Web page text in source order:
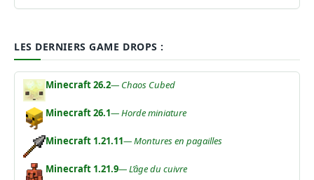
LES DERNIERS GAME DROPS :
Minecraft 26.2— Chaos Cubed
Minecraft 26.1— Horde miniature
Minecraft 1.21.11— Montures en pagailles
Minecraft 1.21.9— L’âge du cuivre